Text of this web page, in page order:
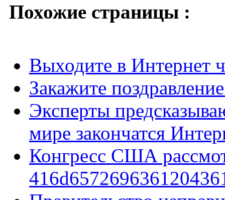
Похожие страницы :
Выходите в Интернет
Закажите
Эксперты
мире закончатся
Конгресс США